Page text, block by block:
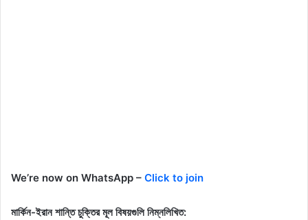
We’re now on WhatsApp – Click to join
মার্কিন-ইরান শান্তি চুক্তির মূল বিষয়গুলি নিম্নলিখিত: